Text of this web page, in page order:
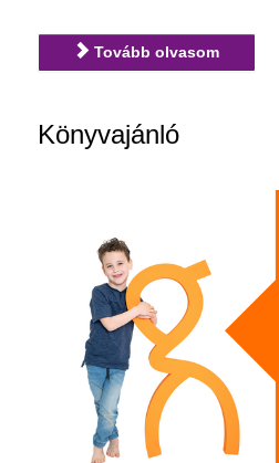
Tovább olvasom
Könyvajánló